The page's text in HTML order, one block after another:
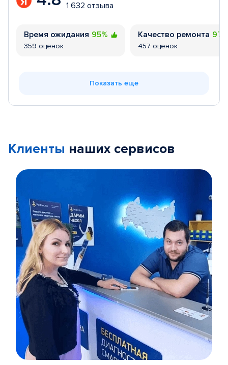
1 632 отзыва
Время ожидания 95%
359 оценок
Качество ремонта
457 оценок
Показать еще
Клиенты наших сервисов